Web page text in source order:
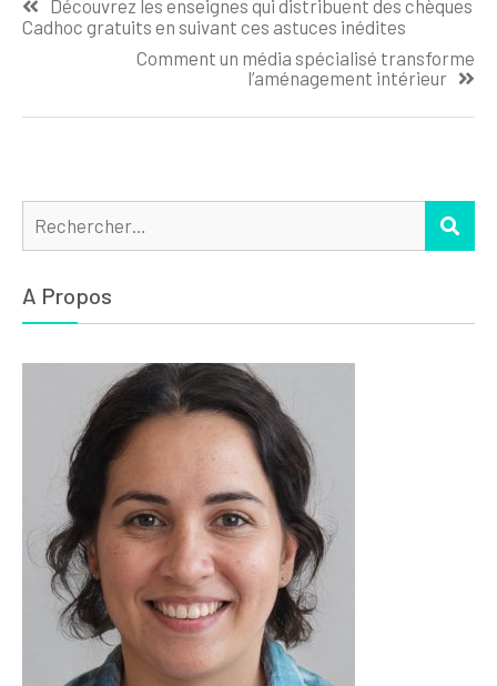
de la réussite
sur les Charges
Salariales
de
Découvrez les enseignes qui distribuent des chèques
Cadhoc gratuits en suivant ces astuces inédites
Comment un média spécialisé transforme
l’aménagement intérieur
Rechercher :
A Propos